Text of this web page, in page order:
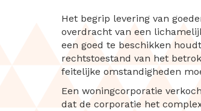
Het begrip levering van
overdracht van een
een goed te beschikken
rechtstoestand van het
feitelijke omstandigheden
Een woningcorporatie
dat de corporatie het